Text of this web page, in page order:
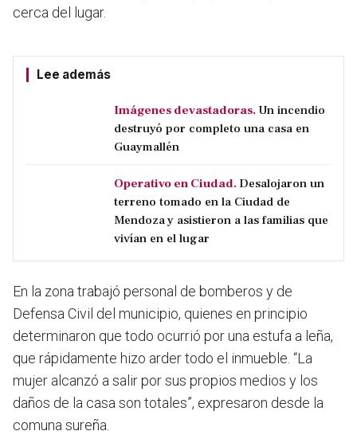
cerca del lugar.
Lee además
Imágenes devastadoras. Un incendio
destruyó por completo una casa en
Guaymallén
Operativo en Ciudad. Desalojaron un
terreno tomado en la Ciudad de
Mendoza y asistieron a las familias que
vivían en el lugar
En la zona trabajó personal de bomberos y de
Defensa Civil del municipio, quienes en principio
determinaron que todo ocurrió por una estufa a leña,
que rápidamente hizo arder todo el inmueble. “La
mujer alcanzó a salir por sus propios medios y los
daños de la casa son totales”, expresaron desde la
comuna sureña.